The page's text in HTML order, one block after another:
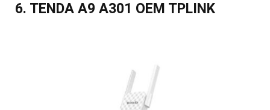
6. TENDA A9 A301 OEM TPLINK